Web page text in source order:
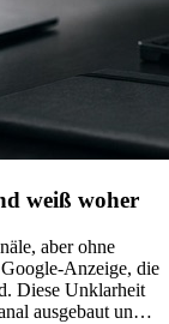
weiß woher
aber ohne
Anzeige, die
Diese Unklarheit
ausgebaut und